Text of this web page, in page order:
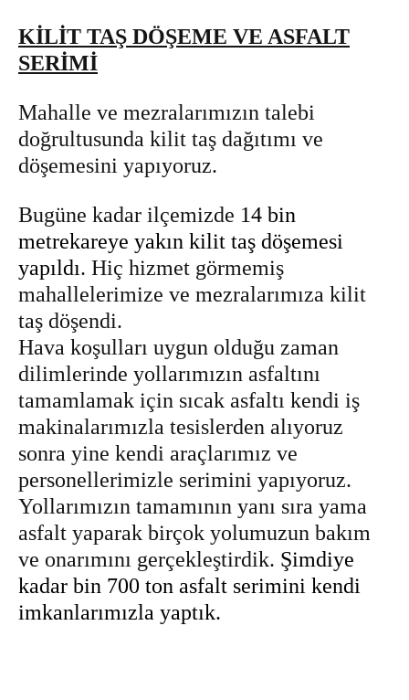
KİLİT TAŞ DÖŞEME VE ASFALT
SERİMİ
Mahalle ve mezralarımızın talebi
doğrultusunda kilit taş dağıtımı ve
döşemesini yapıyoruz.
Bugüne kadar ilçemizde 14 bin
metrekareye yakın kilit taş döşemesi
yapıldı. Hiç hizmet görmemiş
mahallelerimize ve mezralarımıza kilit
taş döşendi.
Hava koşulları uygun olduğu zaman
dilimlerinde yollarımızın asfaltını
tamamlamak için sıcak asfaltı kendi iş
makinalarımızla tesislerden alıyoruz
sonra yine kendi araçlarımız ve
personellerimizle serimini yapıyoruz.
Yollarımızın tamamının yanı sıra yama
asfalt yaparak birçok yolumuzun bakım
ve onarımını gerçekleştirdik. Şimdiye
kadar bin 700 ton asfalt serimini kendi
imkanlarımızla yaptık.